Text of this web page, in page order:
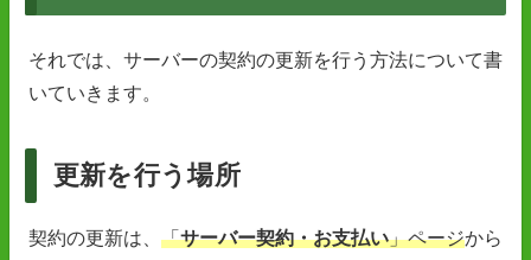
それでは、サーバーの契約の更新を行う方法について書
いていきます。
更新を行う場所
契約の更新は、 「サーバー契約・お支払い」ページから